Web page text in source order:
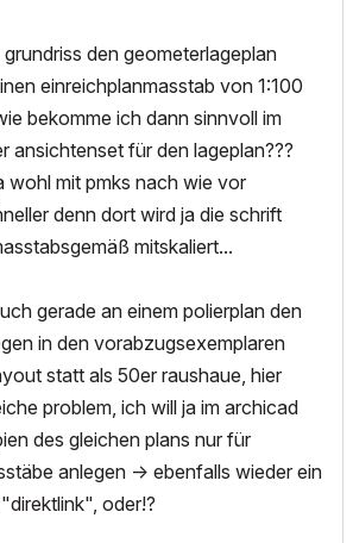
den geometerlageplan
einreichplanmasstab von 1:100
bekomme ich dann sinnvoll im
ansichtenset für den lageplan???
wohl mit pmks nach wie vor
denn dort wird ja die schrift
mitskaliert...
gerade an einem polierplan den
in den vorabzugsexemplaren
statt als 50er raushaue, hier
problem, ich will ja im archicad
des gleichen plans nur für
anlegen -> ebenfalls wieder ein
oder!?